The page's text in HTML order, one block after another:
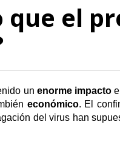
que el
un enorme impacto
económico. El
del virus han